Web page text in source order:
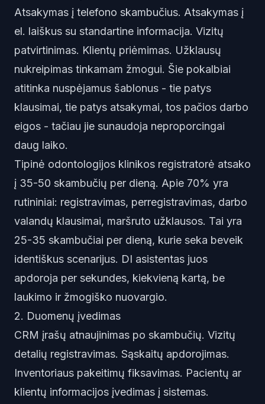
Atsakymas į telefono skambučius. Atsakymas į
el. laiškus su standartine informacija. Vizitų
patvirtinimas. Klientų priėmimas. Užklausų
nukreipimas tinkamam žmogui. Šie pokalbiai
atitinka nuspėjamus šablonus - tie patys
klausimai, tie patys atsakymai, tos pačios darbo
eigos - tačiau jie sunaudoja neproporcingai
daug laiko.
Tipinė odontologijos klinikos registratorė atsako
į 35-50 skambučių per dieną. Apie 70% yra
rutininiai: registravimas, perregistravimas, darbo
valandų klausimai, maršruto užklausos. Tai yra
25-35 skambučiai per dieną, kurie seka beveik
identiškus scenarijus. DI asistentas juos
apdoroja per sekundes, kiekvieną kartą, be
laukimo ir žmogiško nuovargio.
2. Duomenų įvedimas
CRM įrašų atnaujinimas po skambučių. Vizitų
detalių registravimas. Sąskaitų apdorojimas.
Inventoriaus pakeitimų fiksavimas. Pacientų ar
klientų informacijos įvedimas į sistemas.